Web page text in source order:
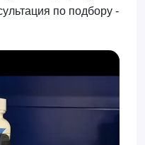
по подбору -